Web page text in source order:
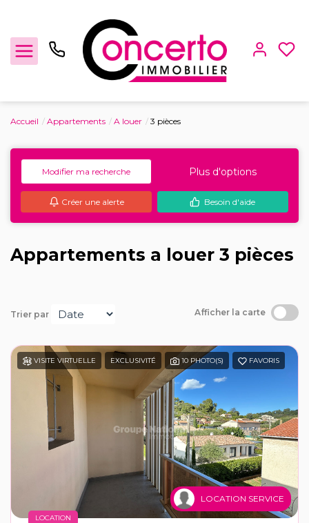
Location
Gestion locative
Locaux Professionnels
Recrutement
Notre agence
Accueil Appartements A louer 3 pièces
Modifier ma recherche Plus d'options
Créer une alerte Besoin d'aide
Appartements a louer 3 pièces
Trier par Afficher la carte
VISITE VIRTUELLE EXCLUSIVITÉ 10 PHOTO(S) FAVORIS
LOCATION SERVICE
LOCATION